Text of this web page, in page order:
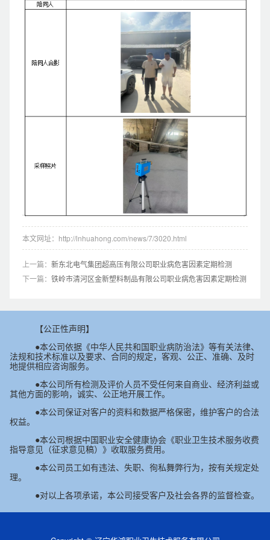
本文网址：http://lnhuahong.com/news/7/3020.html
上一篇： 新东北电气集团超高压有限公司职业病危害因素定期检测
下一篇： 铁岭市清河区金新塑料制品有限公司职业病危害因素定期检测
【公正性声明】
●本公司依据《中华人民共和国职业病防治法》等有关法律、
法规和技术标准以及要求、合同的规定，客观、公正、准确、及时
地提供相应咨询服务。
●本公司所有检测及评价人员不受任何来自商业、经济利益或
其他方面的影响，诚实、公正地开展工作。
●本公司保证对客户的资料和数据严格保密，维护客户的合法
权益。
●本公司根据中国职业安全健康协会《职业卫生技术服务收费
指导意见（征求意见稿）》收取服务费用。
●本公司员工如有违法、失职、徇私舞弊行为，按有关规定处
理。
●对以上各项承诺，本公司接受客户及社会各界的监督检查。